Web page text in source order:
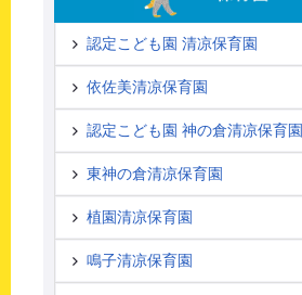
認定こども園 清凉保育園
依佐美清凉保育園
認定こども園 神の倉清凉保育園
東神の倉清凉保育園
植園清凉保育園
鳴子清凉保育園